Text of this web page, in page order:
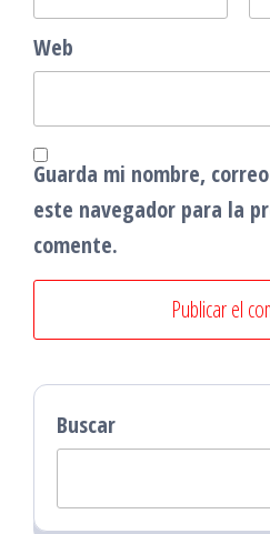
Web
Guarda mi nombre,
este navegador para la
comente.
Buscar